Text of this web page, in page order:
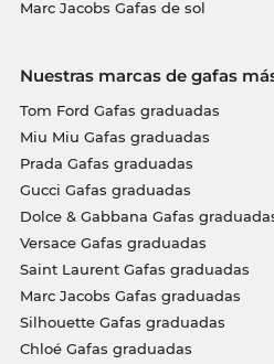
Marc Jacobs Gafas de sol
Nuestras marcas de gafas
Tom Ford Gafas graduadas
Miu Miu Gafas graduadas
Prada Gafas graduadas
Gucci Gafas graduadas
Dolce & Gabbana Gafas
Versace Gafas graduadas
Saint Laurent Gafas graduadas
Marc Jacobs Gafas graduadas
Silhouette Gafas graduadas
Chloé Gafas graduadas